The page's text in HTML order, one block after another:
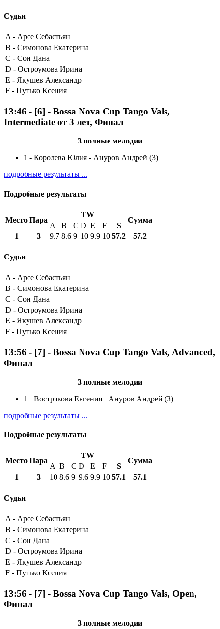
Судьи
A - Арсе Себастьян
B - Симонова Екатерина
C - Сон Дана
D - Остроумова Ирина
E - Якушев Александр
F - Путько Ксения
13:46 - [6] - Bossa Nova Cup Tango Vals,
Intermediate от 3 лет, Финал
3 полные мелодии
1 - Королева Юлия - Ануров Андрей (3)
подробные результаты ...
Подробные результаты
Место Пара
TW
Сумма
A B C D E F
S
1
3 9.7 8.6 9 10 9.9 10 57.2 57.2
Судьи
A - Арсе Себастьян
B - Симонова Екатерина
C - Сон Дана
D - Остроумова Ирина
E - Якушев Александр
F - Путько Ксения
13:56 - [7] - Bossa Nova Cup Tango Vals, Advanced,
Финал
3 полные мелодии
1 - Вострякова Евгения - Ануров Андрей (3)
подробные результаты ...
Подробные результаты
Место Пара
TW
Сумма
A B C D E F
S
1
3 10 8.6 9 9.6 9.9 10 57.1 57.1
Судьи
A - Арсе Себастьян
B - Симонова Екатерина
C - Сон Дана
D - Остроумова Ирина
E - Якушев Александр
F - Путько Ксения
13:56 - [7] - Bossa Nova Cup Tango Vals, Open,
Финал
3 полные мелодии